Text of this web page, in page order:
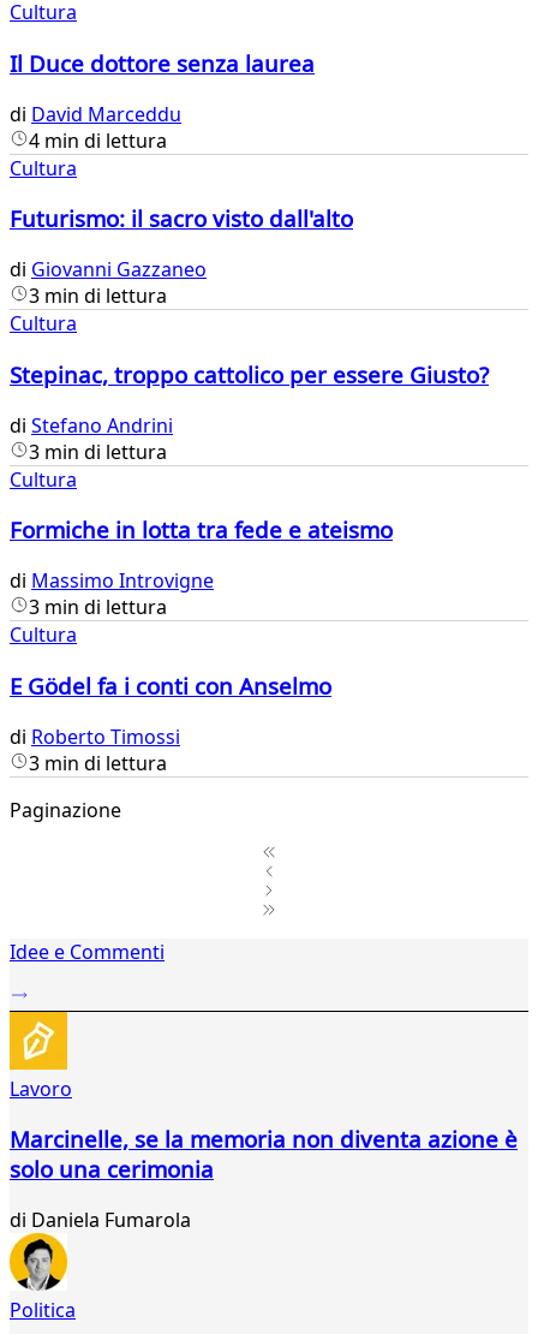
Cultura
Il Duce dottore senza laurea
di David Marceddu
4 min di lettura
Cultura
Futurismo: il sacro visto dall'alto
di Giovanni Gazzaneo
3 min di lettura
Cultura
Stepinac, troppo cattolico per essere Giusto?
di Stefano Andrini
3 min di lettura
Cultura
Formiche in lotta tra fede e ateismo
di Massimo Introvigne
3 min di lettura
Cultura
E Gödel fa i conti con Anselmo
di Roberto Timossi
3 min di lettura
Paginazione
2Idee e Commenti
Lavoro
Marcinelle, se la memoria non diventa azione è
solo una cerimonia
di Daniela Fumarola
Politica